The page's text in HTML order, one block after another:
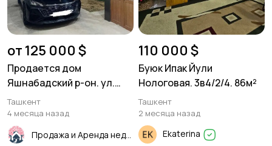
от 125 000 $
Продается дом
Яшнабадский р-он. ул.
Джакурганская. 2,5 соток.
2 уровня.
Ташкент
4 месяца назад
110 000 $
Буюк Ипак Йули
Нологовая. 3в4/2/4. 86м²
Ташкент
2 месяца назад
Ekaterina